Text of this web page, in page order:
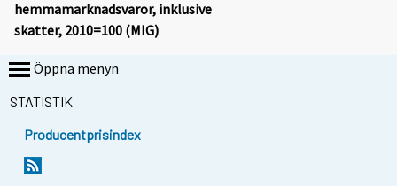
hemmamarknadsvaror, inklusive
skatter, 2010=100 (MIG)
Öppna menyn
STATISTIK
Producentprisindex